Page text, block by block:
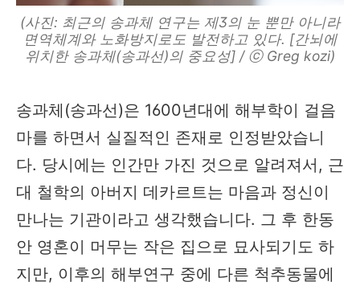
(사진: 최근의 송과체 연구는 제3의 눈 뿐만 아니라
면역체계와 노화방지로도 발전하고 있다. [간뇌에
위치한 송과체(송과선)의 중요성] / ⓒ Greg kozi)
송과체(송과선)은 1600년대에 해부학이 걸음
마를 하면서 실질적인 존재로 인정받았습니
다. 당시에는 인간만 가진 것으로 알려져서, 근
대 철학의 아버지 데카르트는 마음과 정신이
만나는 기관이라고 생각했습니다. 그 후 한동
안 영혼이 머무는 작은 집으로 묘사되기도 하
지만, 이후의 해부연구 중에 다른 척추동물에